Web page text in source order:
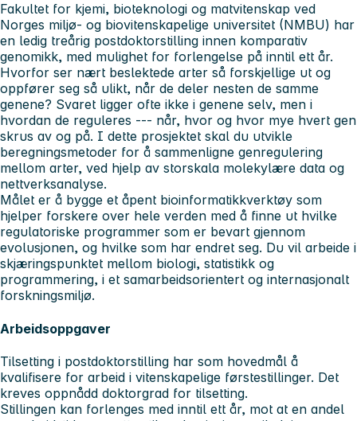
Fakultet for kjemi, bioteknologi og matvitenskap ved
Norges miljø- og biovitenskapelige universitet (NMBU) har
en ledig treårig postdoktorstilling innen komparativ
genomikk, med mulighet for forlengelse på inntil ett år.
Hvorfor ser nært beslektede arter så forskjellige ut og
oppfører seg så ulikt, når de deler nesten de samme
genene? Svaret ligger ofte ikke i genene selv, men i
hvordan de reguleres --- når, hvor og hvor mye hvert gen
skrus av og på. I dette prosjektet skal du utvikle
beregningsmetoder for å sammenligne genregulering
mellom arter, ved hjelp av storskala molekylære data og
nettverksanalyse.
Målet er å bygge et åpent bioinformatikkverktøy som
hjelper forskere over hele verden med å finne ut hvilke
regulatoriske programmer som er bevart gjennom
evolusjonen, og hvilke som har endret seg. Du vil arbeide i
skjæringspunktet mellom biologi, statistikk og
programmering, i et samarbeidsorientert og internasjonalt
forskningsmiljø.
Arbeidsoppgaver
Tilsetting i postdoktorstilling har som hovedmål å
kvalifisere for arbeid i vitenskapelige førstestillinger. Det
kreves oppnådd doktorgrad for tilsetting.
Stillingen kan forlenges med inntil ett år, mot at en andel